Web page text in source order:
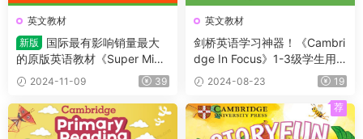
英文教材
新版
国际最有影响销量最大
的原版英语教材《Super Mind
s》第2版 高清原版 学生书+教
师书+练习册+音频+视频+闪
卡+白板等
2024-11-09 39
英文教材
剑桥英语学习神器！《Cambri
dge In Focus》1-3级学生用
书+教师用书+音频
2024-08-23 19
荐